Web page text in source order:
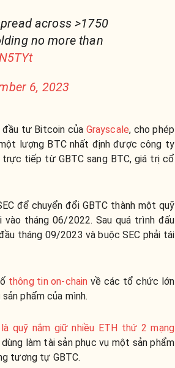
across >1750
no more than
6, 2023
đầu tư Bitcoin của Grayscale, cho phép
lượng BTC nhất định được công ty
trực tiếp từ GBTC sang BTC, giá trị cổ
để chuyển đổi GBTC thành một quỹ
tháng 06/2022. Sau quá trình đấu
tháng 09/2023 và buộc SEC phải tái
thông tin on-chain về các tổ chức lớn
phẩm của mình.
quỹ nắm giữ nhiều ETH thứ 2 mạng
làm tài sản phục vụ một sản phẩm
tương tự GBTC.